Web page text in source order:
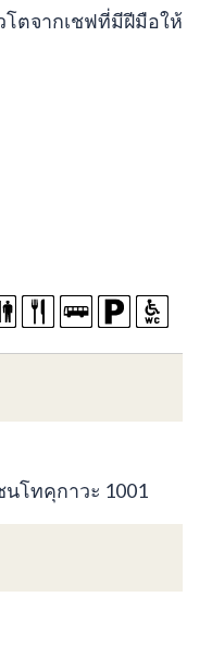
โตจากเชฟที่มีฝีมือให้
นโทคุกาวะ 1001